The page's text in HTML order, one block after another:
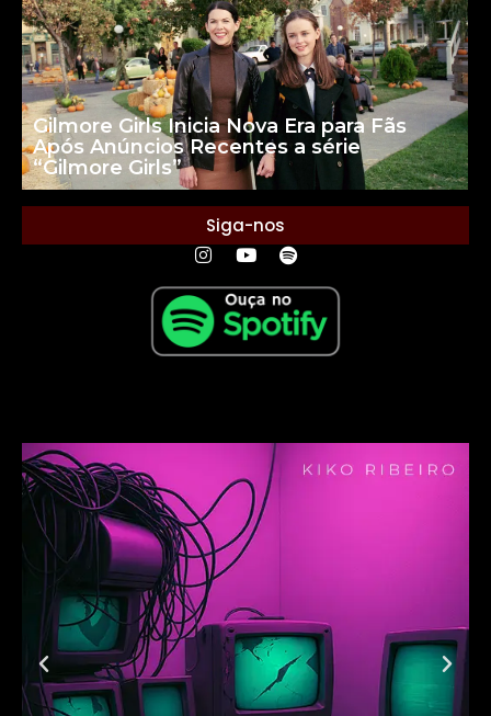
Gilmore Girls Inicia Nova Era para Fãs
Após Anúncios Recentes a série
“Gilmore Girls”
Siga-nos